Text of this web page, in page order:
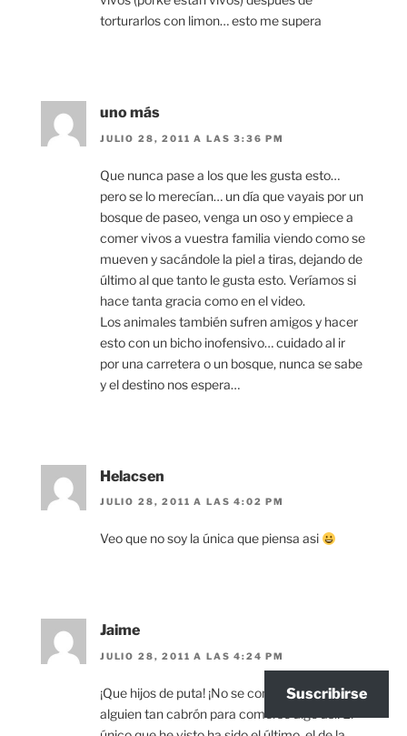
torturarlos con limon… esto me supera
uno más
JULIO 28, 2011 A LAS 3:36 PM
Que nunca pase a los que les gusta esto…
pero se lo merecían… un día que vayais por un
bosque de paseo, venga un oso y empiece a
comer vivos a vuestra familia viendo como se
mueven y sacándole la piel a tiras, dejando de
último al que tanto le gusta esto. Veríamos si
hace tanta gracia como en el video.
Los animales también sufren amigos y hacer
esto con un bicho inofensivo… cuidado al ir
por una carretera o un bosque, nunca se sabe
y el destino nos espera…
Helacsen
JULIO 28, 2011 A LAS 4:02 PM
Veo que no soy la única que piensa asi
Jaime
JULIO 28, 2011 A LAS 4:24 PM
¡Que hijos de puta! ¡No se como puede haber
alguien tan cabrón para comerse algo así! El
Suscribirse